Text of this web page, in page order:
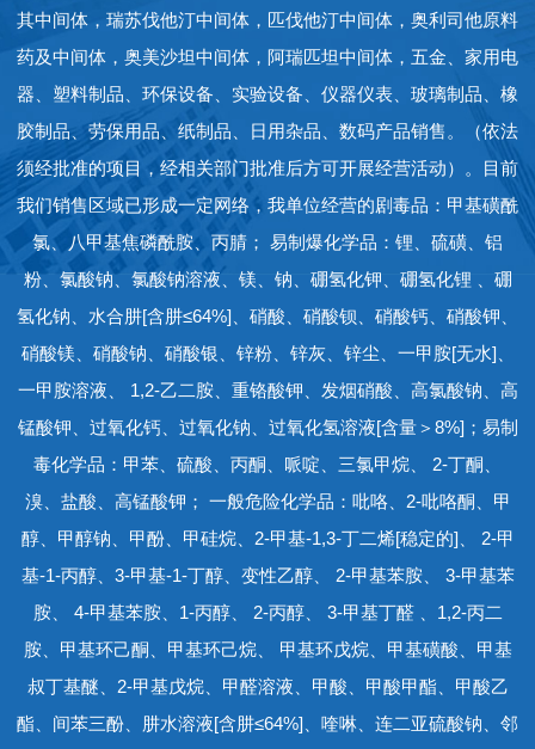
其中间体，瑞苏伐他汀中间体，匹伐他汀中间体，奥利司他原料
药及中间体，奥美沙坦中间体，阿瑞匹坦中间体，五金、家用电
器、塑料制品、环保设备、实验设备、仪器仪表、玻璃制品、橡
胶制品、劳保用品、纸制品、日用杂品、数码产品销售。（依法
须经批准的项目，经相关部门批准后方可开展经营活动）。目前
我们销售区域已形成一定网络，我单位经营的剧毒品：甲基磺酰
氯、八甲基焦磷酰胺、丙腈； 易制爆化学品：锂、硫磺、铝
粉、氯酸钠、氯酸钠溶液、镁、钠、硼氢化钾、硼氢化锂 、硼
氢化钠、水合肼[含肼≤64%]、硝酸、硝酸钡、硝酸钙、硝酸钾、
硝酸镁、硝酸钠、硝酸银、锌粉、锌灰、锌尘、一甲胺[无水]、
一甲胺溶液、 1,2-乙二胺、重铬酸钾、发烟硝酸、高氯酸钠、高
锰酸钾、过氧化钙、过氧化钠、过氧化氢溶液[含量＞8%]；易制
毒化学品：甲苯、硫酸、丙酮、哌啶、三氯甲烷、 2-丁酮、
溴、盐酸、高锰酸钾； 一般危险化学品：吡咯、2-吡咯酮、甲
醇、甲醇钠、甲酚、甲硅烷、2-甲基-1,3-丁二烯[稳定的]、 2-甲
基-1-丙醇、3-甲基-1-丁醇、变性乙醇、 2-甲基苯胺、 3-甲基苯
胺、 4-甲基苯胺、1-丙醇、 2-丙醇、 3-甲基丁醛 、1,2-丙二
胺、甲基环己酮、甲基环己烷、 甲基环戊烷、甲基磺酸、甲基
叔丁基醚、2-甲基戊烷、甲醛溶液、甲酸、甲酸甲酯、甲酸乙
酯、间苯三酚、肼水溶液[含肼≤64%]、喹啉、连二亚硫酸钠、邻